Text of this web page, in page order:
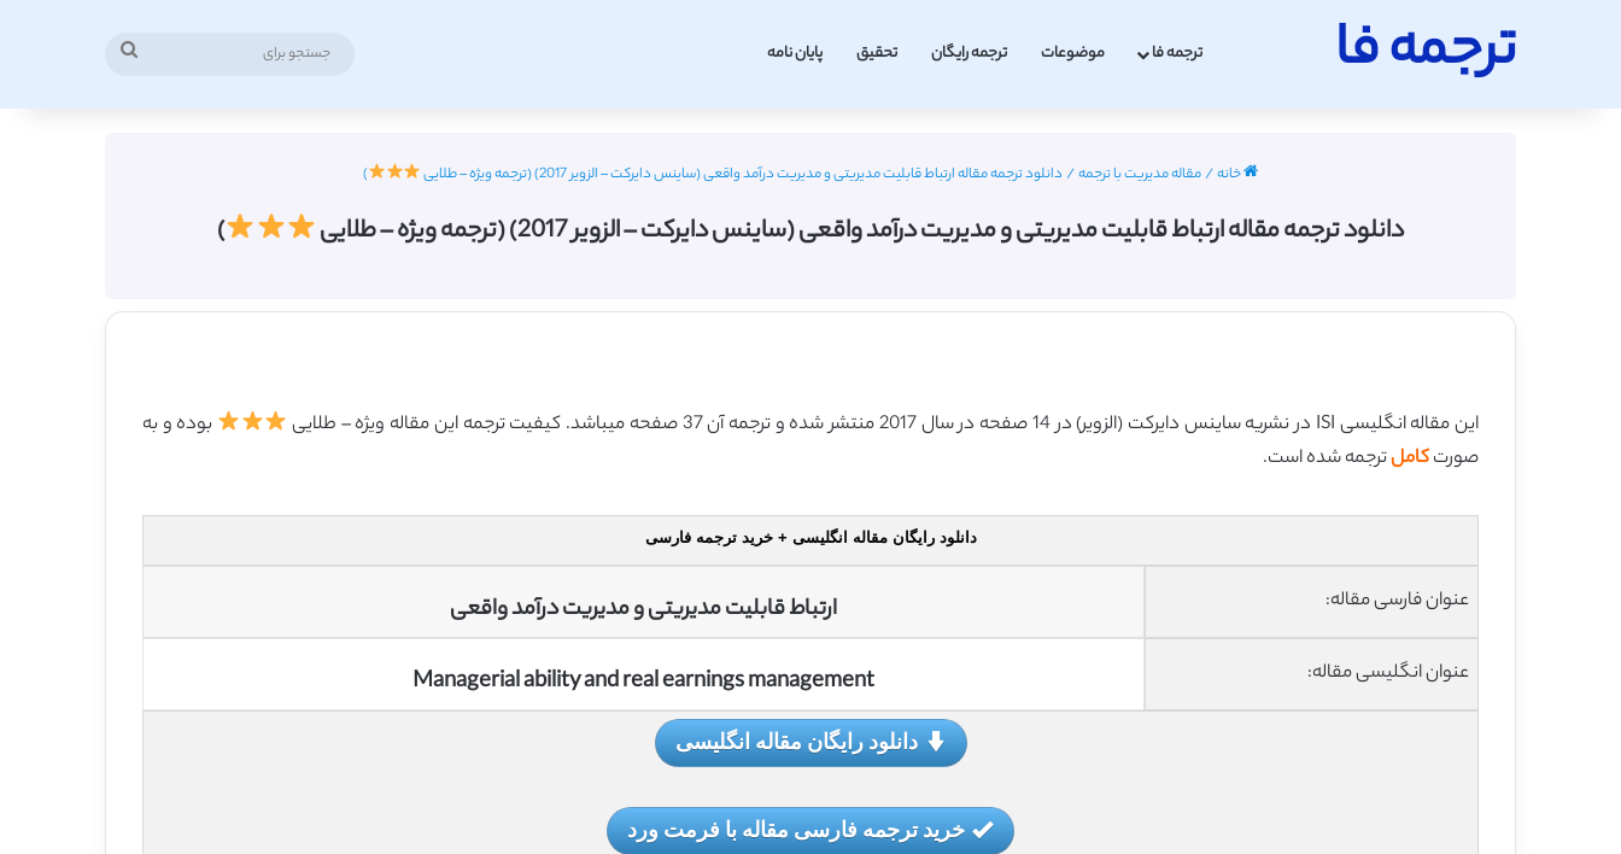
ترجمه فا ترجمه فا موضوعات ترجمه رایگان تحقیق پایان نامه
خانه/مقاله مدیریت با ترجمه/ دانلود ترجمه مقاله ارتباط قابلیت مدیریتی و مدیریت درآمد واقعی (ساینس دایرکت – الزویر 2017) (ترجمه ویژه – طلایی )
دانلود ترجمه مقاله ارتباط قابلیت مدیریتی و مدیریت درآمد واقعی (ساینس دایرکت – الزویر 2017) (ترجمه ویژه – طلایی )
این مقاله انگلیسی ISI در نشریه ساینس دایرکت (الزویر) در 14 صفحه در سال 2017 منتشر شده و ترجمه آن 37 صفحه میباشد. کیفیت ترجمه این مقاله ویژه – طلایی
بوده و به
صورتکاملترجمه شده است.
دانلود رایگان مقاله انگلیسی + خرید ترجمه فارسی
عنوان فارسی مقاله: ارتباط قابلیت مدیریتی و مدیریت درآمد واقعی
عنوان انگلیسی مقاله: Managerial ability and real earnings management
دانلود رایگان مقاله انگلیسی
خرید ترجمه فارسی مقاله با فرمت ورد